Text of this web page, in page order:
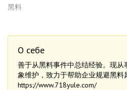
黑料
О себе
善于从黑料事件中总结经验。现
象维护，致力于帮助企业规避黑料
https://www.718yule.com/